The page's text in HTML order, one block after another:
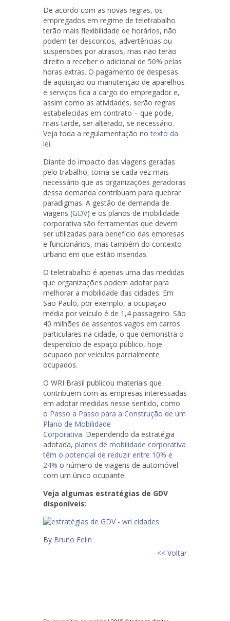
De acordo com as novas regras, os
empregados em regime de teletrabalho
terão mais flexibilidade de horários, não
podem ter descontos, advertências ou
suspensões por atrasos, mas não terão
direito a receber o adicional de 50% pelas
horas extras. O pagamento de despesas
de aquisição ou manutenção de aparelhos
e serviços fica a cargo do empregador e,
assim como as atividades, serão regras
estabelecidas em contrato – que pode,
mais tarde, ser alterado, se necessário.
Veja toda a regulamentação notexto da
lei.
Diante do impacto das viagens geradas
pelo trabalho, torna-se cada vez mais
necessário que as organizações geradoras
dessa demanda contribuam para quebrar
paradigmas. A gestão de demanda de
viagens (GDV) e os planos de mobilidade
corporativa são ferramentas que devem
ser utilizadas para benefício das empresas
e funcionários, mas também do contexto
urbano em que estão inseridas.
O teletrabalho é apenas uma das medidas
que organizações podem adotar para
melhorar a mobilidade das cidades. Em
São Paulo, por exemplo, a ocupação
média por veículo é de 1,4 passageiro. São
40 milhões de assentos vagos em carros
particulares na cidade, o que demonstra o
desperdício de espaço público, hoje
ocupado por veículos parcialmente
ocupados.
O WRI Brasil publicou materiais que
contribuem com as empresas interessadas
em adotar medidas nesse sentido, como
o Passo a Passo para a Construção de um
Plano de Mobilidade
Corporativa. Dependendo da estratégia
adotada, planos de mobilidade corporativa
têm o potencial de reduzir entre 10% e
24% o número de viagens de automóvel
com um único ocupante.
Veja algumas estratégias de GDV
disponíveis:
By Bruno Felin
<< Voltar